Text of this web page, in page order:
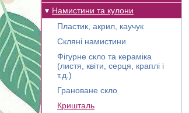
Намистини та кулони
Пластик, акрил, каучук
Скляні намистини
Фігурне скло та кераміка
(листя, квіти, серця, краплі і
т.д.)
Грановане скло
Кришталь